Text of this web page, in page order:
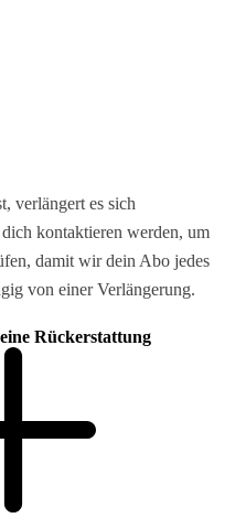
verlängert es sich
kontaktieren werden, um
damit wir dein Abo jedes
von einer Verlängerung.
Rückerstattung